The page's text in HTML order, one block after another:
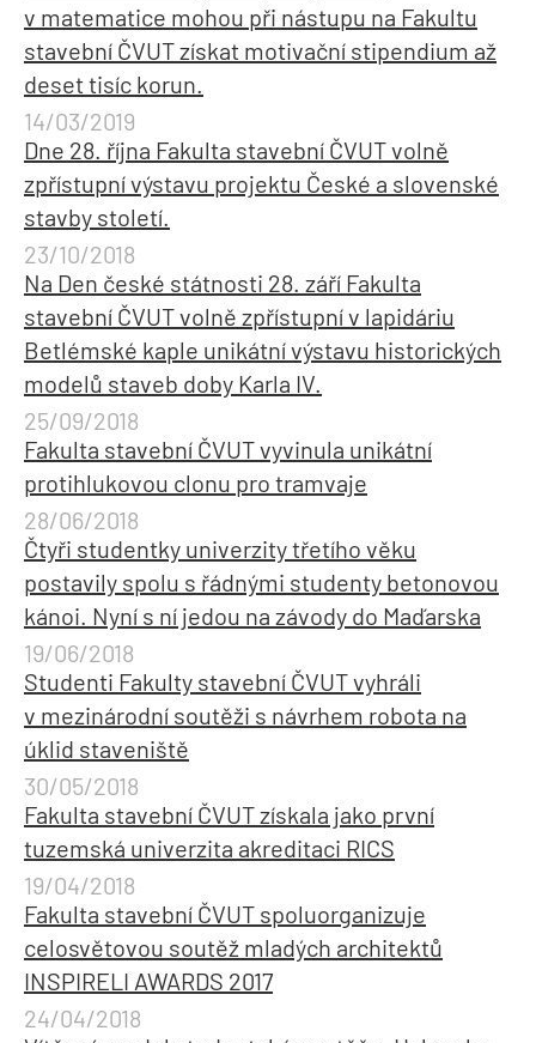
v matematice mohou při nástupu na Fakultu
stavební ČVUT získat motivační stipendium až
deset tisíc korun.
14/03/2019
Dne 28. října Fakulta stavební ČVUT volně
zpřístupní výstavu projektu České a slovenské
stavby století.
23/10/2018
Na Den české státnosti 28. září Fakulta
stavební ČVUT volně zpřístupní v lapidáriu
Betlémské kaple unikátní výstavu historických
modelů staveb doby Karla IV.
25/09/2018
Fakulta stavební ČVUT vyvinula unikátní
protihlukovou clonu pro tramvaje
28/06/2018
Čtyři studentky univerzity třetího věku
postavily spolu s řádnými studenty betonovou
kánoi. Nyní s ní jedou na závody do Maďarska
19/06/2018
Studenti Fakulty stavební ČVUT vyhráli
v mezinárodní soutěži s návrhem robota na
úklid staveniště
30/05/2018
Fakulta stavební ČVUT získala jako první
tuzemská univerzita akreditaci RICS
19/04/2018
Fakulta stavební ČVUT spoluorganizuje
celosvětovou soutěž mladých architektů
INSPIRELI AWARDS 2017
24/04/2018